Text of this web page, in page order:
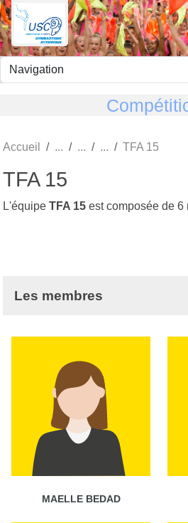
Accueil TFA 15
TFA 15
L'équipe TFA 15 est composée de 6
Les membres
MAELLE BEDAD
Panneau de gestion des cookies